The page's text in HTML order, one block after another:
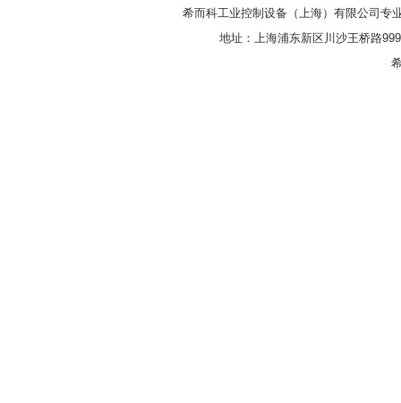
希而科工业控制设备（上海）有限公司专
地址：上海浦东新区川沙王桥路